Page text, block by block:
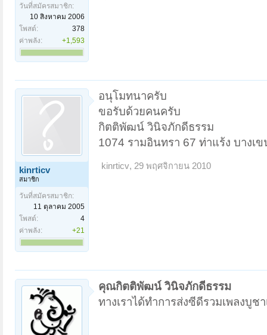
วันที่สมัครสมาชิก:
10 สิงหาคม 2006
โพสต์:
378
ค่าพลัง:
+1,593
kinrticv
สมาชิก
วันที่สมัครสมาชิก:
11 ตุลาคม 2005
โพสต์:
4
ค่าพลัง:
+21
อนุโมทนาครับ
ขอรับด้วยคนครับ
กิตติพัฒน์ วินิจภักดีธรรม
1074 รามอินทรา 67 ท่าแร้ง บางเ
kinrticv, 29 พฤศจิกายน 2010
คุณกิตติพัฒน์ วินิจภักดีธรรม
ทางเราได้ทำการส่งซีดีรวมเพลงบู